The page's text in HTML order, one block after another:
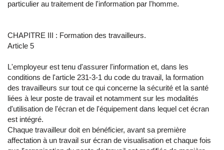
particulier au traitement de l'information par l'homme.
CHAPITRE III : Formation des travailleurs.
Article 5
L'employeur est tenu d'assurer l'information et, dans les
conditions de l'article 231-3-1 du code du travail, la formation
des travailleurs sur tout ce qui concerne la sécurité et la santé
liées à leur poste de travail et notamment sur les modalités
d'utilisation de l'écran et de l'équipement dans lequel cet écran
est intégré.
Chaque travailleur doit en bénéficier, avant sa première
affectation à un travail sur écran de visualisation et chaque fois